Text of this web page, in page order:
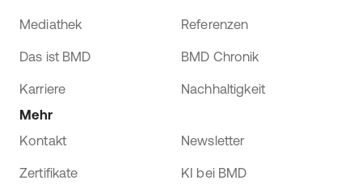
Mediathek
Das ist BMD
Karriere
Referenzen
BMD Chronik
Nachhaltigkeit
Mehr
Kontakt
Newsletter
Zertifikate KI bei BMD